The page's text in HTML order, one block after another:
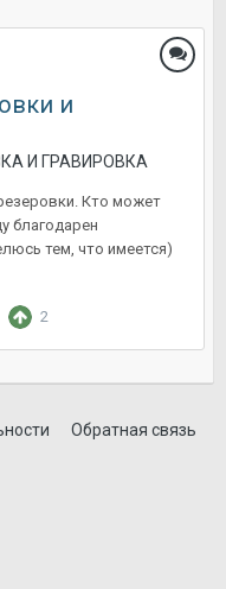
и
И ГРАВИРОВКА
Кто может
благодарен
тем, что имеется)
2
Обратная связь